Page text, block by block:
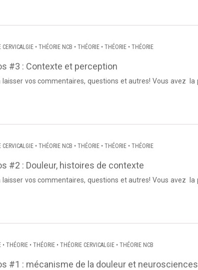
CERVICALGIE• THÉORIE NCB • THÉORIE• THÉORIE• THÉORIE
#3 : Contexte et perception
commentaires, questions et autres! Vous avez la possibilité de suivre
CERVICALGIE• THÉORIE NCB • THÉORIE• THÉORIE• THÉORIE
#2 : Douleur, histoires de contexte
commentaires, questions et autres! Vous avez la possibilité de suivre
• THÉORIE• THÉORIE• THÉORIE CERVICALGIE• THÉORIE NCB
#1 : mécanisme de la douleur et neurosciences